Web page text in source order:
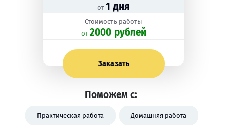
от 1 дня
Стоимость работы
oт 2000 рублей
Заказать
Поможем с:
Практическая работа Домашняя работа